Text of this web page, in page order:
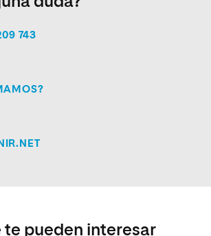
743
te pueden interesar